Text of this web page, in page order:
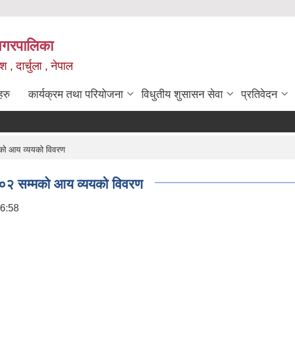
, दार्चुला , नेपाल
कार्यक्रम तथा परियोजना विधुतीय शुसासन सेवा प्रतिवेदन
आय व्ययको विवरण
सम्मको आय व्ययको विवरण